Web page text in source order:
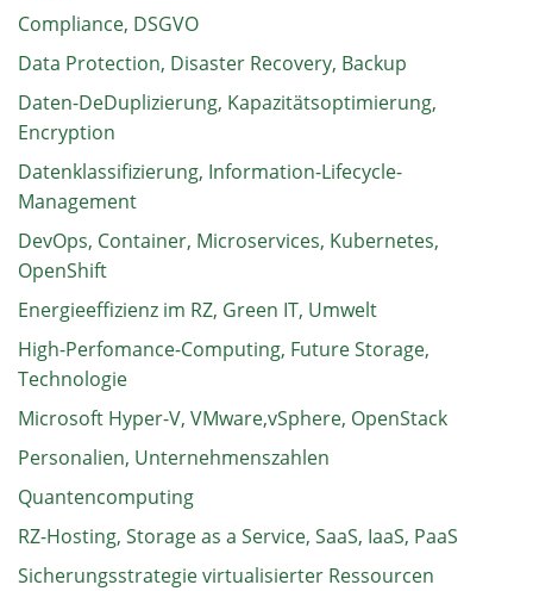
Compliance, DSGVO
Data Protection, Disaster Recovery, Backup
Daten-DeDuplizierung, Kapazitätsoptimierung,
Encryption
Datenklassifizierung, Information-Lifecycle-
Management
DevOps, Container, Microservices, Kubernetes,
OpenShift
Energieeffizienz im RZ, Green IT, Umwelt
High-Perfomance-Computing, Future Storage,
Technologie
Microsoft Hyper-V, VMware,vSphere, OpenStack
Personalien, Unternehmenszahlen
Quantencomputing
RZ-Hosting, Storage as a Service, SaaS, IaaS, PaaS
Sicherungsstrategie virtualisierter Ressourcen